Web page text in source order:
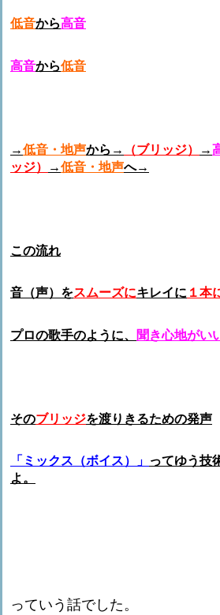
低音から高音
高音から低音
→低音・地声から→ （ブリッジ） →
ッジ）
→低音・地声へ→
この流れ
音（声）をスムーズにキレイに １本
プロの歌手のように、 聞き心地がい
そのブリッジを渡りきるための発声
「ミックス（ボイス）」 ってゆう技
よ。
っていう話でした。